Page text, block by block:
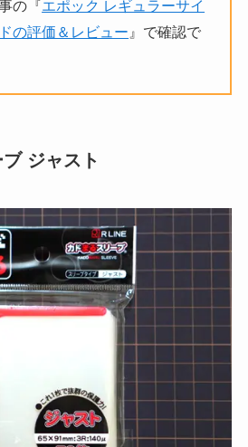
の『エポック レギュラーサイ
の評価＆レビュー 』で確認で
ジャスト